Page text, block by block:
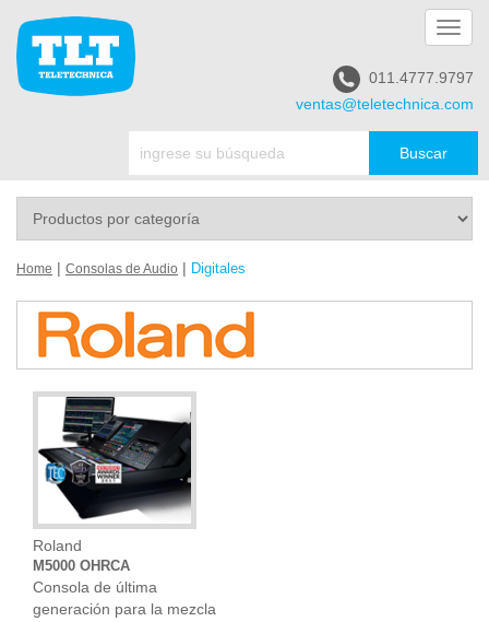
011.4777.9797
ventas@teletechnica.com
Home | Consolas de Audio | Digitales
Roland
M5000 OHRCA
Consola de última
generación para la mezcla